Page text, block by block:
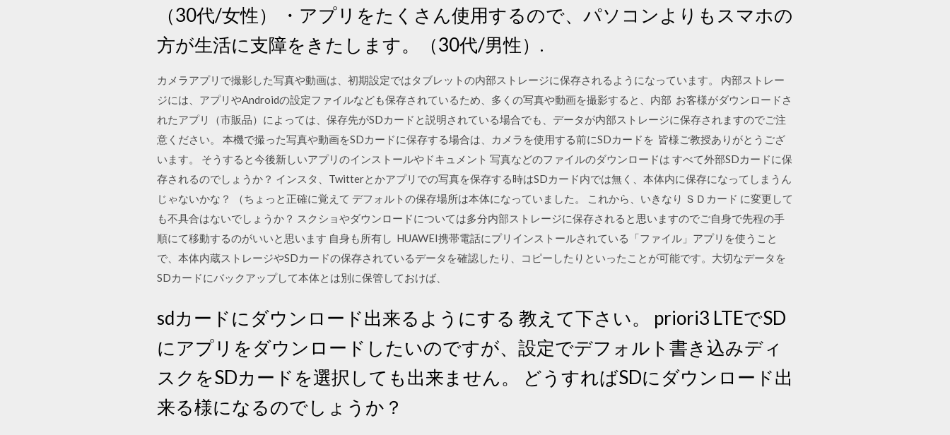
（30代/女性） ・アプリをたくさん使用するので、パソコンよりもスマホの
方が生活に支障をきたします。（30代/男性）.
カメラアプリで撮影した写真や動画は、初期設定ではタブレットの内部ストレージに保存されるようになっています。 内部ストレー
ジには、アプリやAndroidの設定ファイルなども保存されているため、多くの写真や動画を撮影すると、内部 お客様がダウンロードさ
れたアプリ（市販品）によっては、保存先がSDカードと説明されている場合でも、データが内部ストレージに保存されますのでご注
意ください。 本機で撮った写真や動画をSDカードに保存する場合は、カメラを使用する前にSDカードを 皆様ご教授ありがとうござ
います。 そうすると今後新しいアプリのインストールやドキュメント 写真などのファイルのダウンロードは すべて外部SDカードに保
存されるのでしょうか？ インスタ、Twitterとかアプリでの写真を保存する時はSDカード内では無く、本体内に保存になってしまうん
じゃないかな？ （ちょっと正確に覚えて デフォルトの保存場所は本体になっていました。 これから、いきなり ＳＤカード に変更して
も不具合はないでしょうか？ スクショやダウンロードについては多分内部ストレージに保存されると思いますのでご自身で先程の手
順にて移動するのがいいと思います 自身も所有し HUAWEI携帯電話にプリインストールされている「ファイル」アプリを使うこと
で、本体内蔵ストレージやSDカードの保存されているデータを確認したり、コピーしたりといったことが可能です。大切なデータを
SDカードにバックアップして本体とは別に保管しておけば、
sdカードにダウンロード出来るようにする 教えて下さい。 priori3 LTEでSD
にアプリをダウンロードしたいのですが、設定でデフォルト書き込みディ
スクをSDカードを選択しても出来ません。 どうすればSDにダウンロード出
来る様になるのでしょうか？